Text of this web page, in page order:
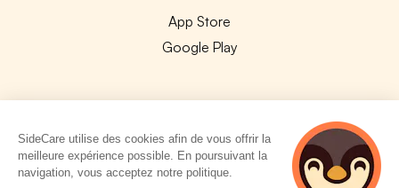
App Store
Google Play
© 2026 SideCare. Tous droits réservés.
SideCare utilise des cookies afin de vous offrir la
meilleure expérience possible. En poursuivant la
navigation, vous acceptez notre politique.